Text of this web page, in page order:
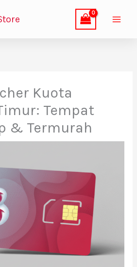
Kuota
Tempat
& Termurah